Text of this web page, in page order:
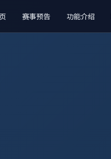
赛事预告 功能介绍